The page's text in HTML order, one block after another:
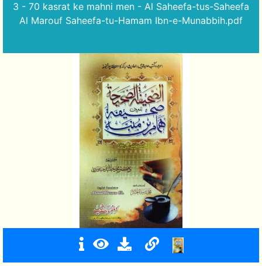
3 - 70 kasrat ke mahni men - Al Saheefa-tus-Saheefa
Al Marouf Saheefa-tu-Hamam Ibn-e-Munabbih.pdf